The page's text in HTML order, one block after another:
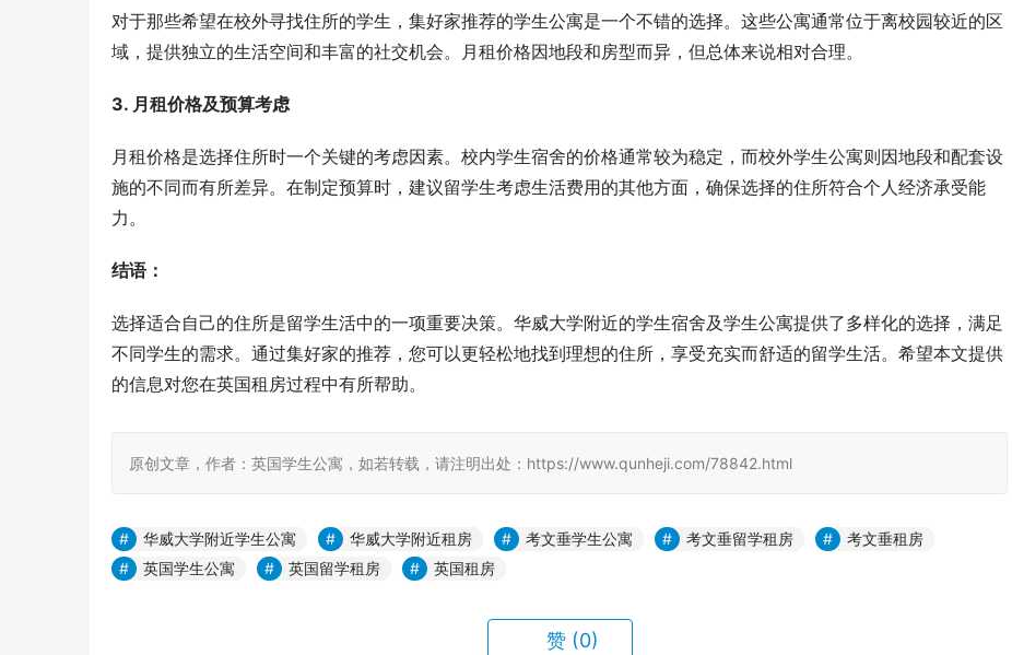
对于那些希望在校外寻找住所的学生，集好家推荐的学生公寓是一个不错的选择。这些公寓通常位于离校园较近的区
域，提供独立的生活空间和丰富的社交机会。月租价格因地段和房型而异，但总体来说相对合理。
3. 月租价格及预算考虑
月租价格是选择住所时一个关键的考虑因素。校内学生宿舍的价格通常较为稳定，而校外学生公寓则因地段和配套设
施的不同而有所差异。在制定预算时，建议留学生考虑生活费用的其他方面，确保选择的住所符合个人经济承受能
力。
结语：
选择适合自己的住所是留学生活中的一项重要决策。华威大学附近的学生宿舍及学生公寓提供了多样化的选择，满足
不同学生的需求。通过集好家的推荐，您可以更轻松地找到理想的住所，享受充实而舒适的留学生活。希望本文提供
的信息对您在英国租房过程中有所帮助。
原创文章，作者：英国学生公寓，如若转载，请注明出处：https://www.qunheji.com/78842.html
华威大学附近学生公寓 华威大学附近租房 考文垂学生公寓 考文垂留学租房
考文垂租房
英国学生公寓
英国留学租房 英国租房
赞 (0)